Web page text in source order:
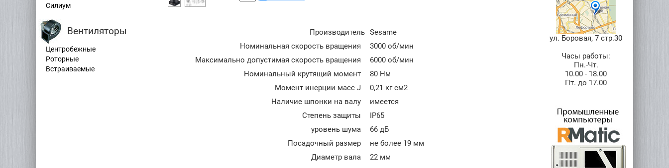
ул. Боровая, 7 стр.30
Часы работы:
Пн.-Чт.
10.00 - 18.00
Пт. до 17.00
Силиум
Вентиляторы
Центробежные
Роторные
Встраиваемые
Производитель Sesame
Номинальная скорость вращения
3000 об/мин
Максимально допустимая скорость вращения
6000 об/мин
Номинальный крутящий момент
80 Нм
Момент инерции масс J
0,21 кг см2
Наличие шпонки на валу
имеется
Степень защиты
IP65
уровень шума
66 дБ
Посадочный размер
не более 19 мм
Диаметр вала
22 мм